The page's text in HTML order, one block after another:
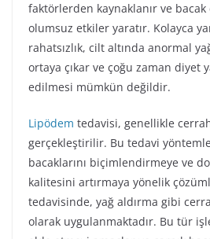
faktörlerden kaynaklanır ve
olumsuz etkiler yaratır. Kolayca
rahatsızlık, cilt altında anormal
ortaya çıkar ve çoğu zaman diyet
edilmesi mümkün değildir.
Lipödem tedavisi, genellikle
gerçekleştirilir. Bu tedavi
bacaklarını biçimlendirmeye ve
kalitesini artırmaya yönelik
tedavisinde, yağ aldırma gibi
olarak uygulanmaktadır. Bu tür